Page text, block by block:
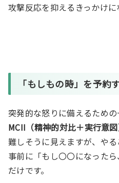
攻撃反応を抑えるきっかけに
「もしもの時」を予約
突発的な怒りに備えるための
MCII（精神的対比＋実行意図
難しそうに見えますが、やる
事前に「もし〇〇になった
だけです。